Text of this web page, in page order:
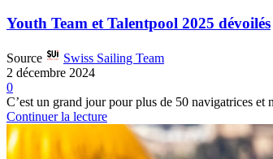
Youth Team et Talentpool 2025 dévoilés
Source
Swiss Sailing Team
2 décembre 2024
0
C’est un grand jour pour plus de 50 navigatrices et
Continuer la lecture